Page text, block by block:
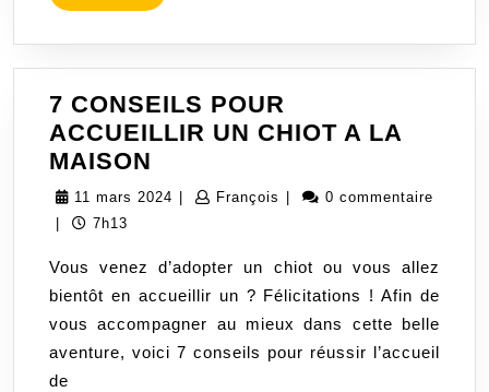
MORE
7 CONSEILS POUR
ACCUEILLIR UN CHIOT A LA
MAISON
CONSEILS
UN
CHIOT
A
LA
11 mars 2024 11
François François0 commentaire
7h13
Vous venez d’adopter un chiot ou vous allez
bientôt en accueillir un ? Félicitations ! Afin de
vous accompagner au mieux dans cette belle
aventure, voici 7 conseils pour réussir l’accueil
de